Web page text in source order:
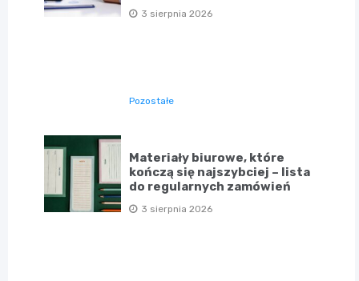
3 sierpnia 2026
Pozostałe
Materiały biurowe, które
kończą się najszybciej – lista
do regularnych zamówień
3 sierpnia 2026